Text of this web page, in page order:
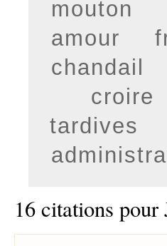
mouton
amour
chandail
croire
tardives
16 citations pour